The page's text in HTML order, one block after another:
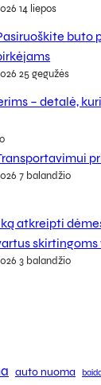
14 liepos
buto
25 gegužės
– detalė,
7 balandžio
ką atkreipti
3 balandžio
auto nuoma